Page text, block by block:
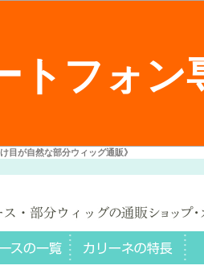
トフォン
目が自然な部分ウィッグ通販》